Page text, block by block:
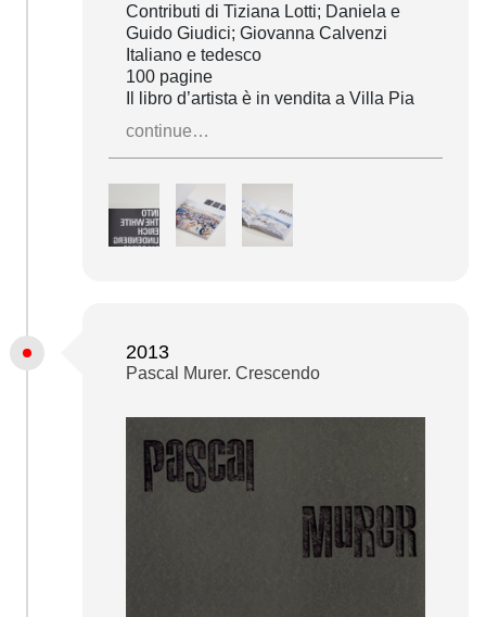
Contributi di Tiziana Lotti; Daniela e
Guido Giudici; Giovanna Calvenzi
Italiano e tedesco
100 pagine
Il libro d’artista è in vendita a Villa Pia
continue…
2013
Pascal Murer. Crescendo